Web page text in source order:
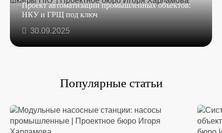
Проект автоматизации промышленных объектов:
НКУ и ГРЩ под ключ
30.09.2025
Популярные статьи